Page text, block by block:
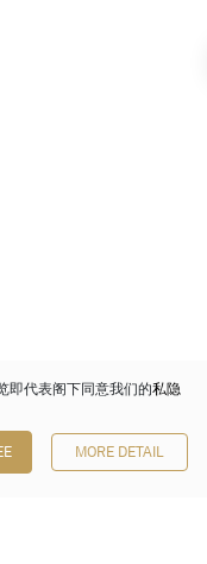
即代表阁下同意我们的私隐
MORE DETAIL